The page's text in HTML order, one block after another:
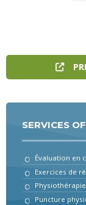
SERVICES
Évaluation en
Exercices de
Physiothérapie
Puncture